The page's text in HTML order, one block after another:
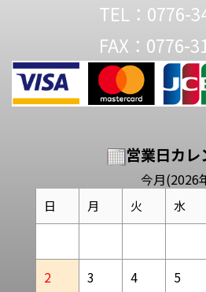
TEL：0776-
FAX：0776-
営業日カレ
今月(2026
日 月 火 水
2
3 4 5